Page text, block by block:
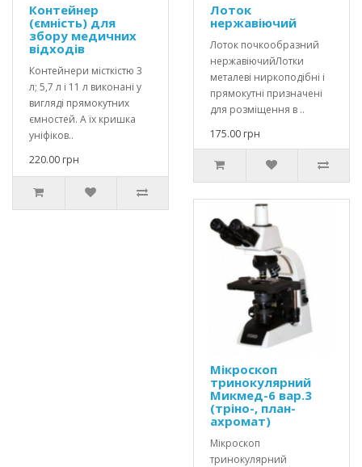
Контейнер
(ємність) для
збору медичних
відходів
Контейнери місткістю 3
л; 5,7 л і 11 л виконані у
вигляді прямокутних
ємностей. А їх кришка
уніфіков..
220.00 грн
Лоток
нержавіючий
Лоток почкообразний
нержавіючийЛотки
металеві ниркоподібні і
прямокутні призначені
для розміщення в ..
175.00 грн
Мікроскоп
тринокулярний
Микмед-6 вар.3
(тріно-, план-
ахромат)
Мікроскоп
тринокулярний